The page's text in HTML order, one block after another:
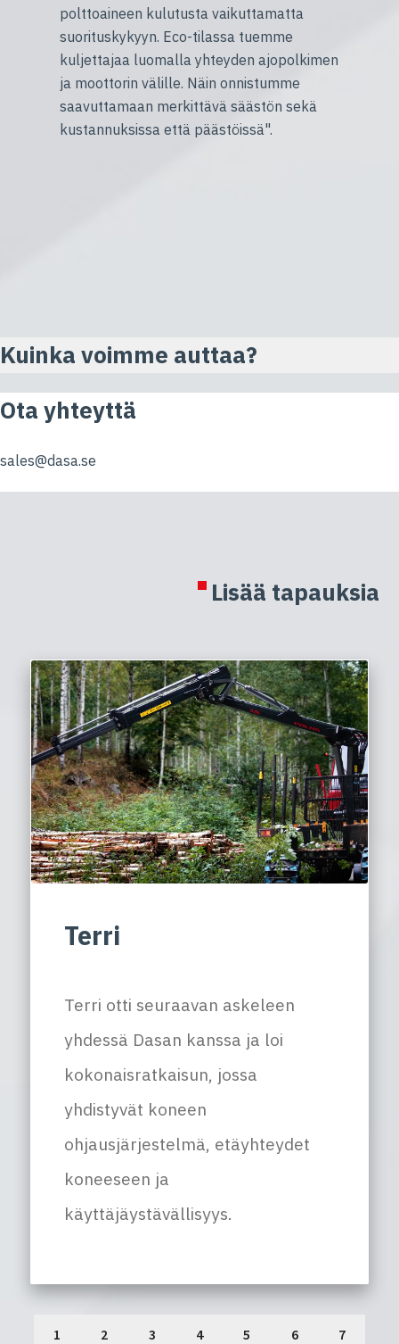
polttoaineen kulutusta vaikuttamatta
suorituskykyyn. Eco-tilassa tuemme
kuljettajaa luomalla yhteyden ajopolkimen
ja moottorin välille. Näin onnistumme
saavuttamaan merkittävä säästön sekä
kustannuksissa että päästöissä".
Kuinka voimme auttaa?
Ota yhteyttä
sales@dasa.se
Lisää tapauksia
Terri
Terri otti seuraavan askeleen
yhdessä Dasan kanssa ja loi
kokonaisratkaisun, jossa
yhdistyvät koneen
ohjausjärjestelmä, etäyhteydet
koneeseen ja
käyttäjäystävällisyys.
1 2 3 4 5 6 7